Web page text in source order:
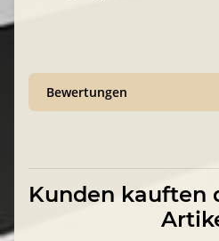
Bewertungen
Kunden kauften